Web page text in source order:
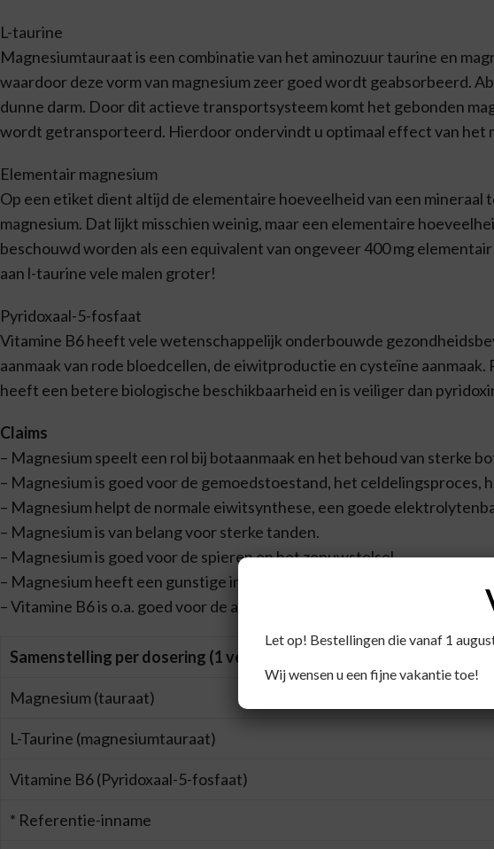
L-taurine
Magnesiumtauraat is een combinatie van het aminozuur taurine en
waardoor deze vorm van magnesium zeer goed wordt geabsorbeerd.
dunne darm. Door dit actieve transportsysteem komt het gebonden
wordt getransporteerd. Hierdoor ondervindt u optimaal effect van het
Elementair magnesium
Op een etiket dient altijd de elementaire hoeveelheid van een
magnesium. Dat lijkt misschien weinig, maar een elementaire
beschouwd worden als een equivalent van ongeveer 400 mg
aan l-taurine vele malen groter!
Pyridoxaal-5-fosfaat
Vitamine B6 heeft vele wetenschappelijk onderbouwde
aanmaak van rode bloedcellen, de eiwitproductie en cysteïne
heeft een betere biologische beschikbaarheid en is veiliger dan
Claims
– Magnesium speelt een rol bij botaanmaak en het behoud van sterke
– Magnesium is goed voor de gemoedstoestand, het
– Magnesium helpt de normale eiwitsynthese, een goede
– Magnesium is van belang voor sterke tanden.
– Magnesium is goed voor de spieren en het zenuwstelsel
– Magnesium heeft een gunstige invloed op de vermindering van
– Vitamine B6 is o.a. goed voor de aanmaak van rode bloedcellen, de
Samenstelling per dosering (1 vegan capsule):
Magnesium (tauraat)
L-Taurine (magnesiumtauraat)
Vitamine B6 (Pyridoxaal-5-fosfaat)
* Referentie-inname
Let op! Bestellingen die vanaf 1
Wij wensen u een fijne vakantie toe!